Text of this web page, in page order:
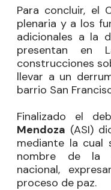
Para concluir, el
plenaria y a los
adicionales a la
presentan en
construcciones
llevar a un
barrio San
Finalizado el
Mendoza (ASI)
mediante la cual
nombre de la
nacional,
proceso de paz.